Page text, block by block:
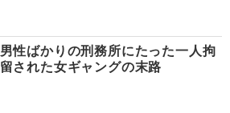
男性ばかりの刑務所にたった一人拘
留された女ギャングの末路